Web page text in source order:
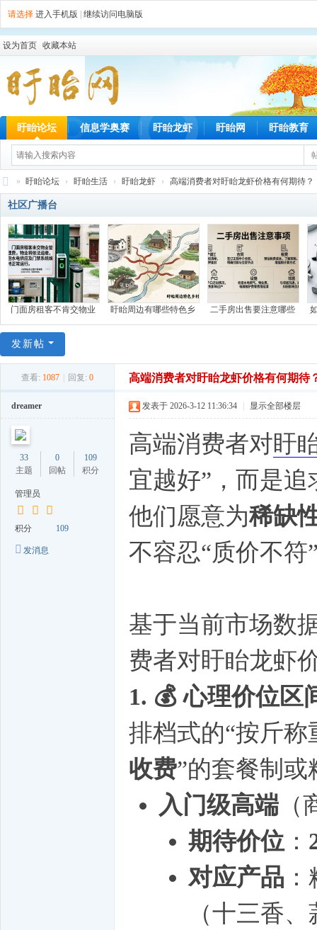
请选择 进入手机版 继续访问电脑版
设为首页 收藏本站
盱眙论坛 信息学奥赛 盱眙龙虾 盱眙网 盱眙教育
盱
眙
网
» 盱眙论坛 › 盱眙生活 › 盱眙龙虾 › 高端消费者对盱眙龙虾价格有何期待？
社区广播台
门面房租客不肯交物业 盱眙周边有哪些特色乡 二手房出售要注意哪些
发新帖
查看: 1087 回复: 0 高端消费者对盱眙龙虾价格有何期待
dreamer
33
主题
0
回帖
109
积分
管理员
积分 109
发消息
发表于 2026-3-12 11:36:34 显示全部楼层
高端消费者对盱
宜越好”，而是追
他们愿意为稀缺
不容忍“质价不符
基于当前市场数
费者对盱眙龙虾
1. 💰 心理价位区
排档式的“按斤
收费”的套餐制
入门级高端
期待价位 ：
对应产品
（十三香